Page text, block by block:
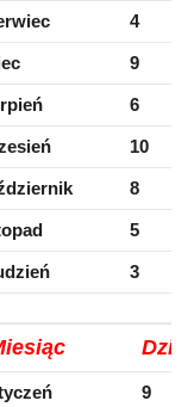
4
9
6
10
8
5
3
9